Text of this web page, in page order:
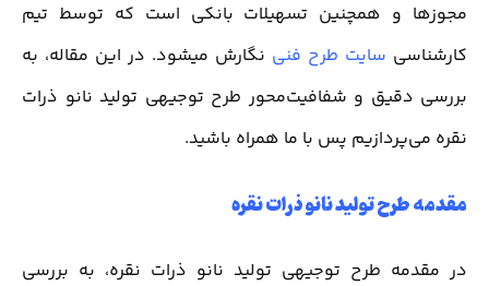
مجوزها و همچنین تسهیلات بانکی است که توسط تیم
کارشناسی سایت طرح فنی نگارش میشود. در این مقاله، به
بررسی دقیق و شفافیت‌محور طرح توجیهی تولید نانو ذرات
نقره می‌پردازیم پس با ما همراه باشید.
مقدمه طرح تولید نانو ذرات نقره
در مقدمه طرح توجیهی تولید نانو ذرات نقره، به بررسی